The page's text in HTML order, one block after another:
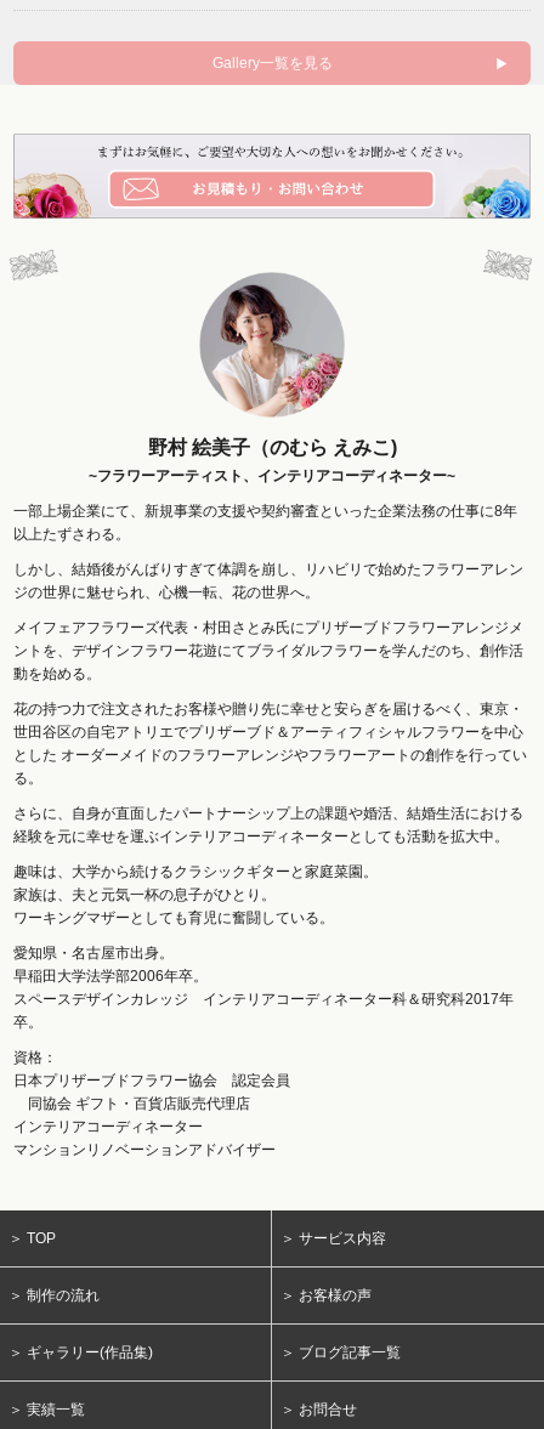
Gallery一覧を見る
野村 絵美子（のむら えみこ)
~フラワーアーティスト、インテリアコーディネーター~
一部上場企業にて、新規事業の支援や契約審査といった企業法務の仕事に8年
以上たずさわる。
しかし、結婚後がんばりすぎて体調を崩し、リハビリで始めたフラワーアレン
ジの世界に魅せられ、心機一転、花の世界へ。
メイフェアフラワーズ代表・村田さとみ氏にプリザーブドフラワーアレンジメ
ントを、デザインフラワー花遊にてブライダルフラワーを学んだのち、創作活
動を始める。
花の持つ力で注文されたお客様や贈り先に幸せと安らぎを届けるべく、東京・
世田谷区の自宅アトリエでプリザーブド＆アーティフィシャルフラワーを中心
とした オーダーメイドのフラワーアレンジやフラワーアートの創作を行ってい
る。
さらに、自身が直面したパートナーシップ上の課題や婚活、結婚生活における
経験を元に幸せを運ぶインテリアコーディネーターとしても活動を拡大中。
趣味は、大学から続けるクラシックギターと家庭菜園。
家族は、夫と元気一杯の息子がひとり。
ワーキングマザーとしても育児に奮闘している。
愛知県・名古屋市出身。
早稲田大学法学部2006年卒。
スペースデザインカレッジ インテリアコーディネーター科＆研究科2017年
卒。
資格：
日本プリザーブドフラワー協会 認定会員
同協会 ギフト・百貨店販売代理店
インテリアコーディネーター
マンションリノベーションアドバイザー
＞ TOP ＞ サービス内容
＞ 制作の流れ ＞ お客様の声
＞ ギャラリー(作品集) ＞ ブログ記事一覧
＞ 実績一覧 ＞ お問合せ